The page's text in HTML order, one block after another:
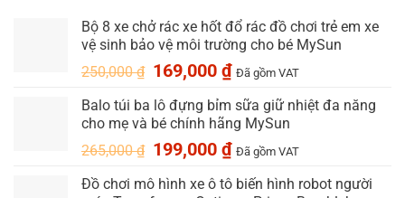
Bộ 8 xe chở rác xe hốt đổ rác đồ chơi trẻ em xe
vệ sinh bảo vệ môi trường cho bé MySun
250,000₫ Giá
là:
250,000 ₫.
169,000 ₫Giá
hiện
tại
là:
169,000 ₫.
Đã gồm VAT
Balo túi ba lô đựng bỉm sữa giữ nhiệt đa năng
cho mẹ và bé chính hãng MySun
265,000₫ Giá
là:
199,000 ₫Giá
hiện
tại
Đã gồm VAT
Đồ chơi mô hình xe ô tô biến hình robot người